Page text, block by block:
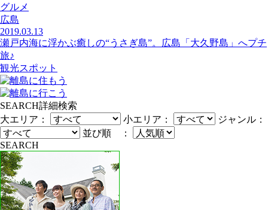
グルメ
広島
2019.03.13
瀬戸内海に浮かぶ癒しの“うさぎ島”。広島「大久野島」へプチ
旅♪
観光スポット
SEARCH詳細検索
大エリア：
小エリア：
ジャンル：
並び順 ：
SEARCH